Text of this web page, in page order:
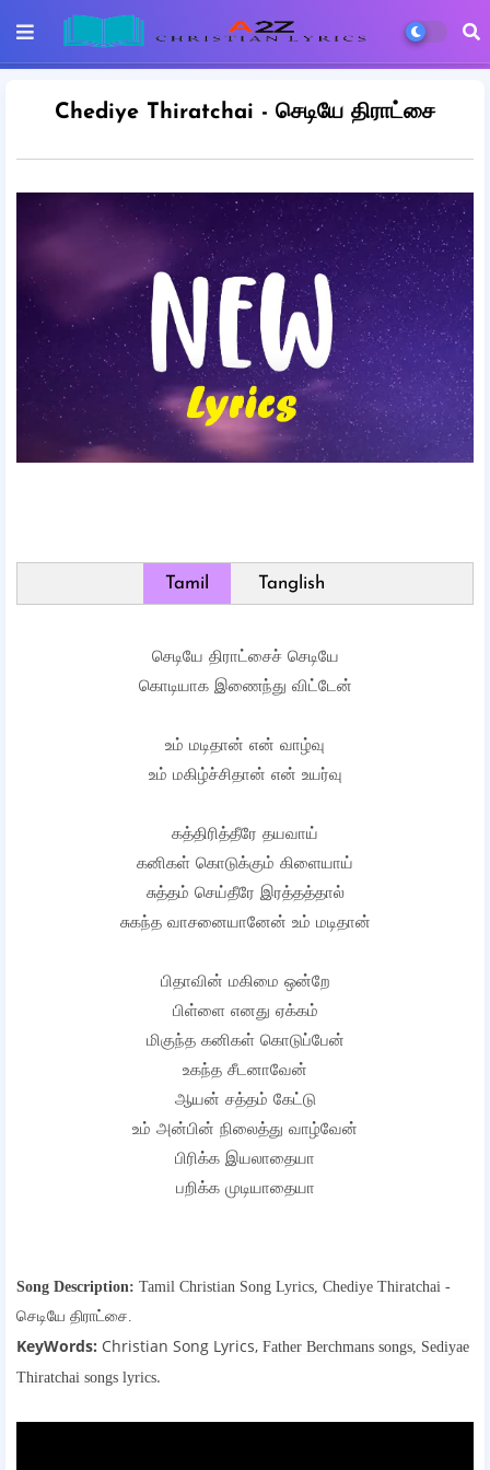
Chediye Thiratchai - செடியே திராட்சை
Tamil Tanglish
செடியே திராட்சைச் செடியே
கொடியாக இணைந்து விட்டேன்
உம் மடிதான் என் வாழ்வு
உம் மகிழ்ச்சிதான் என் உயர்வு
கத்திரித்தீரே தயவாய்
கனிகள் கொடுக்கும் கிளையாய்
சுத்தம் செய்தீரே இரத்தத்தால்
சுகந்த வாசனையானேன் உம் மடிதான்
பிதாவின் மகிமை ஒன்றே
பிள்ளை எனது ஏக்கம்
மிகுந்த கனிகள் கொடுப்பேன்
உகந்த சீடனாவேன்
ஆயன் சத்தம் கேட்டு
உம் அன்பின் நிலைத்து வாழ்வேன்
பிரிக்க இயலாதையா
பறிக்க முடியாதையா
Song Description: Tamil Christian Song Lyrics, Chediye Thiratchai -
செடியே திராட்சை.
KeyWords: Christian Song Lyrics, Father Berchmans songs, Sediyae
Thiratchai songs lyrics.